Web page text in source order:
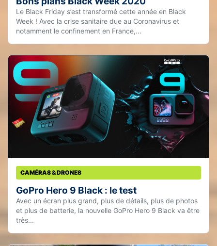
Le Black Friday s’est transformé cette année en Black
Week ! Avec la crise sanitaire due au Coronavirus et
notamment le confinement en France,...
CAMÉRAS & DRONES
GoPro Hero 9 Black : le test
Avec un écran plus grand, plus de détails, plus de photos
et plus de batterie, la nouvelle GoPro Hero 9 Black va être
très...